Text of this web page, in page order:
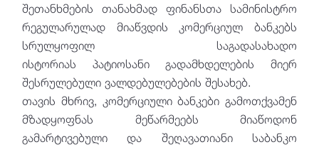
შეთანხმების თანახმად ფინანსთა სამინისტრო
რეგულარულად მიაწვდის კომერციულ ბანკებს
სრულყოფილ საგადასახადო
ისტორიას პატიოსანი გადამხდელების მიერ
შესრულებული ვალდებულებების შესახებ.
თავის მხრივ, კომერციული ბანკები გამოთქვამენ
მზადყოფნას მეწარმეებს მიაწოდონ
გამარტივებული და შეღავათიანი საბანკო